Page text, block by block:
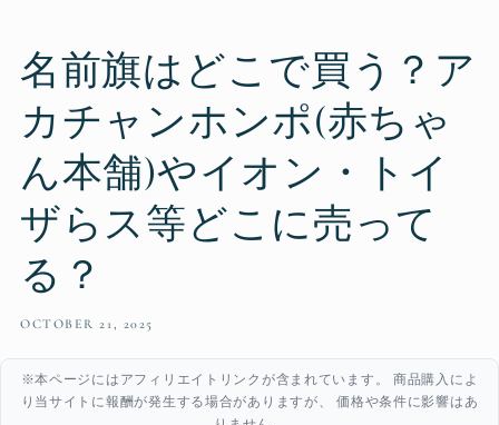
名前旗はどこで買う？ア
カチャンホンポ(赤ちゃ
ん本舗)やイオン・トイ
ザらス等どこに売って
る？
OCTOBER 21, 2025
※本ページにはアフィリエイトリンクが含まれています。 商品購入によ
り当サイトに報酬が発生する場合がありますが、 価格や条件に影響はあ